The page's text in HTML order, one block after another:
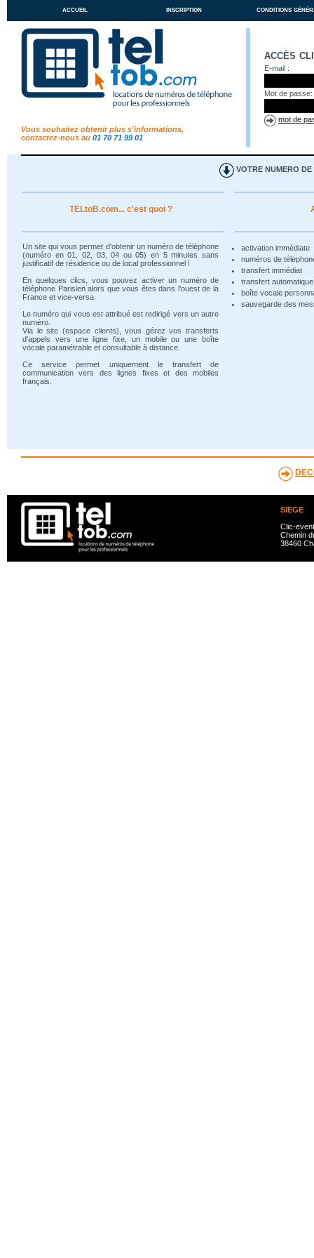
accueil inscription conditions
Vous souhaitez obtenir plus s'informations,
contactez-nous au 01 70 71 99 01
accès
E-mail :
Mot de passe:
mot de
VOTRE NUMERO DE
TELtoB.com... c'est quoi ?
Un site qui vous permet d'obtenir un numéro de téléphone
(numéro en 01, 02, 03, 04 ou 05) en 5 minutes sans
justificatif de résidence ou de local professionnel !
En quelques clics, vous pouvez activer un numéro de
téléphone Parisien alors que vous êtes dans l'ouest de la
France et vice-versa.
Le numéro qui vous est attribué est redirigé vers un autre
numéro.
Via le site (espace clients), vous gérez vos transferts
d'appels vers une ligne fixe, un mobile ou une boîte
vocale paramétrable et consultable à distance.
Ce service permet uniquement le transfert de
communication vers des lignes fixes et des mobiles
français.
activation immédiate
numéros de
transfert immédiat
transfert
boîte vocale
sauvegarde des
SIEGE
Clic-
Chemin
38460